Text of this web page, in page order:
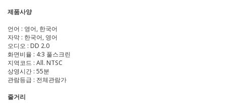
제품사양
언어 : 영어, 한국어
자막 : 한국어, 영어
오디오 : DD 2.0
화면비율 : 4:3 풀스크린
지역코드 : All. NTSC
상영시간 : 55분
관람등급 : 전체관람가
줄거리